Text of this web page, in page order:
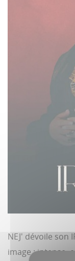
NEJ' dévoile son
image : intense,